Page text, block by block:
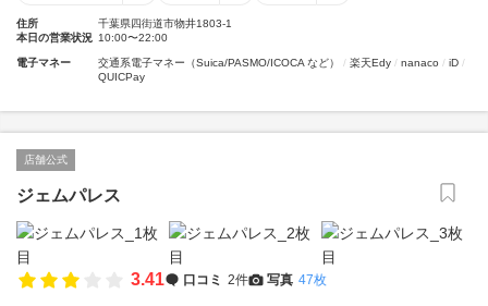
住所
千葉県四街道市物井1803-1
本日の営業状況 10:00〜22:00
電子マネー 交通系電子マネー（Suica/PASMO/ICOCA など） 楽天Edy nanaco
iD
QUICPay
店舗公式
ジェムパレス
3.41 口コミ 2件 写真 47枚